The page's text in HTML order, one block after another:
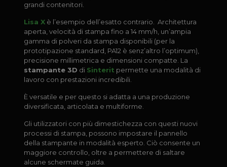
grandi contenitori.
Lisa Xè l’esempio dell’esatto contrario. Architettura
aperta, velocità di stampa fino a 14 mm/h, un’ampia
gamma di polveri da stampa disponibili (per la
prototipazione standard, PA12 è senz’altro l’optimum),
precisione millimetrica e dimensioni compatte. La
stampante 3D di Sinterit permette una modalità di
lavoro con prestazioni incredibili.
È versatile e per questo si adatta a una produzione
diversificata, articolata e multiforme.
Gli utilizzatori con più dimestichezza con questi nuovi
processi di stampa, possono impostare il pannello
della stampante in modalità esperto. Ciò consente un
maggiore controllo, oltre a permettere di saltare
alcune schermate guida.